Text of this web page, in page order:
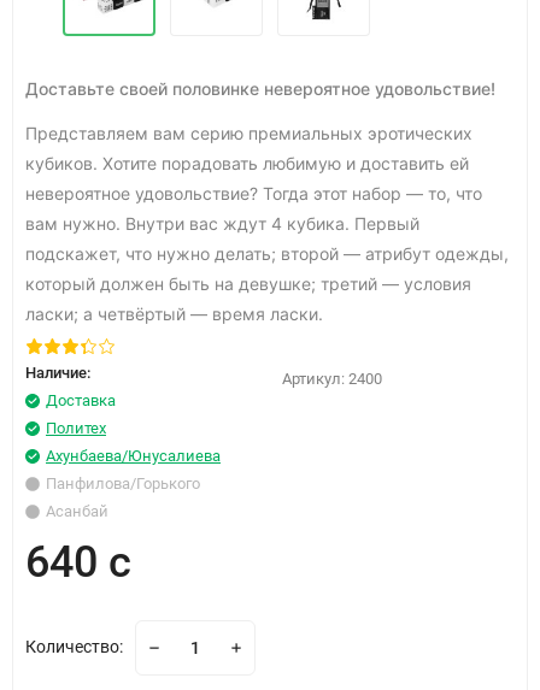
Доставьте своей половинке невероятное удовольствие!
Представляем вам серию премиальных эротических
кубиков. Хотите порадовать любимую и доставить ей
невероятное удовольствие? Тогда этот набор — то, что
вам нужно. Внутри вас ждут 4 кубика. Первый
подскажет, что нужно делать; второй — атрибут одежды,
который должен быть на девушке; третий — условия
ласки; а четвёртый — время ласки.
Наличие:
Доставка
Политех
Ахунбаева/Юнусалиева
Панфилова/Горького
Асанбай
Артикул: 2400
640 с
Количество: